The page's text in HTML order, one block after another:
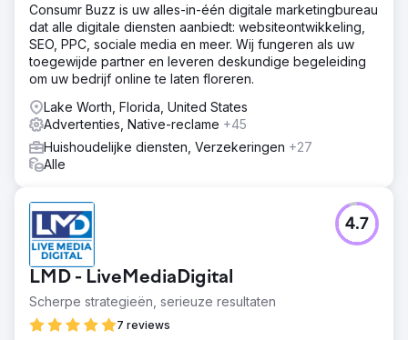
Maandelijkse creatie van content, waaronder blogs,
pagina's en casestudies. ● Zoek- en sociale
advertentiecampagnes. ● Ontwikkeling en implementatie
van wekelijkse berichten op sociale media. ●
Tweemaandelijkse marketing-e-mails maken en
verspreiden.
Resultaat
MEER DAN $ 1 MILJOEN AAN EXTRA OMZET
Consumr Buzz is uw alles-in-één digitale marketingbureau
dat alle digitale diensten aanbiedt: websiteontwikkeling,
SEO, PPC, sociale media en meer. Wij fungeren als uw
toegewijde partner en leveren deskundige begeleiding
om uw bedrijf online te laten floreren.
Lake Worth, Florida, United States
Advertenties, Native-reclame +45
Huishoudelijke diensten, Verzekeringen +27
Alle
LMD - LiveMediaDigital
Scherpe strategieën, serieuze resultaten
7 reviews
4.7